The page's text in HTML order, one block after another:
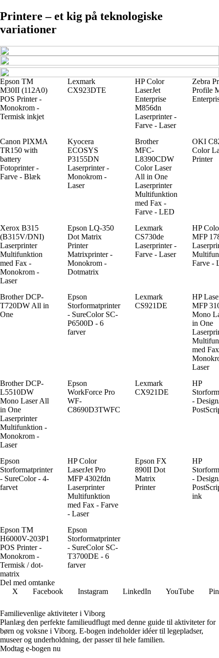
Printere – et kig på teknologiske
variationer
Epson TM
M30II (112A0)
POS Printer -
Monokrom -
Termisk inkjet
Lexmark
CX923DTE
HP Color
LaserJet
Enterprise
M856dn
Laserprinter -
Farve - Laser
Zebra
Profile
Canon PIXMA
TR150 with
battery
Fotoprinter -
Farve - Blæk
Kyocera
ECOSYS
P3155DN
Laserprinter -
Monokrom -
Laser
Brother
MFC-
L8390CDW
Color Laser
All in One
Laserprinter
Multifunktion
med Fax -
Farve - LED
OKI
Color
Printer
Xerox B315
(B315V/DNI)
Laserprinter
Multifunktion
med Fax -
Monokrom -
Laser
Epson LQ-350
Dot Matrix
Printer
Matrixprinter -
Monokrom -
Dotmatrix
Lexmark
CS730de
Laserprinter -
Farve - Laser
HP
MFP
Farve -
Brother DCP-
T720DW All in
One
Epson
Storformatprinter
- SureColor SC-
P6500D - 6
farver
Lexmark
CS921DE
HP
MFP
Mono
in One
med
Laser
Brother DCP-
L5510DW
Mono Laser All
in One
Laserprinter
Multifunktion -
Monokrom -
Laser
Epson
WorkForce Pro
WF-
C8690D3TWFC
Lexmark
CX921DE
HP
-
Epson
Storformatprinter
- SureColor - 4-
farvet
HP Color
LaserJet Pro
MFP 4302fdn
Laserprinter
Multifunktion
med Fax - Farve
- Laser
Epson FX
890II Dot
Matrix
Printer
HP
-
ink
Epson TM
H6000V-203P1
POS Printer -
Monokrom -
Termisk / dot-
matrix
Epson
Storformatprinter
- SureColor SC-
T3700DE - 6
farver
Del med omtanke
X
Facebook Instagram LinkedIn YouTube
Familievenlige aktiviteter i Viborg
Planlæg den perfekte familieudflugt med denne guide til aktiviteter for
børn og voksne i Viborg. E-bogen indeholder idéer til legepladser,
museer og underholdning, der passer til hele familien.
Modtag e-bogen nu